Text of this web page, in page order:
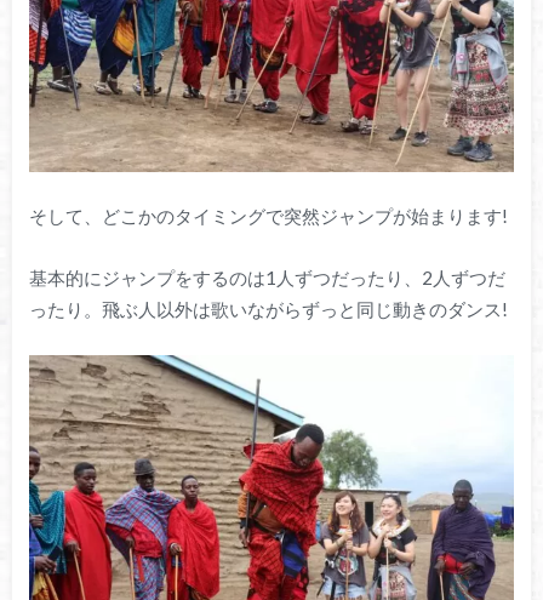
そして、どこかのタイミングで突然ジャンプが始まります!
基本的にジャンプをするのは1人ずつだったり、2人ずつだ
ったり。飛ぶ人以外は歌いながらずっと同じ動きのダンス!